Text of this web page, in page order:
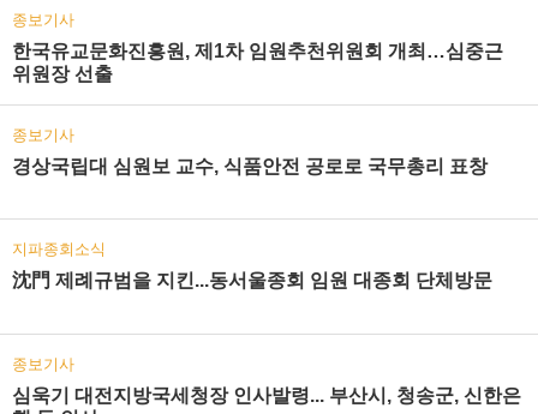
종보기사
한국유교문화진흥원, 제1차 임원추천위원회 개최…심중근
위원장 선출
종보기사
경상국립대 심원보 교수, 식품안전 공로로 국무총리 표창
지파종회소식
沈門 제례규범을 지킨...동서울종회 임원 대종회 단체방문
종보기사
심욱기 대전지방국세청장 인사발령... 부산시, 청송군, 신한은